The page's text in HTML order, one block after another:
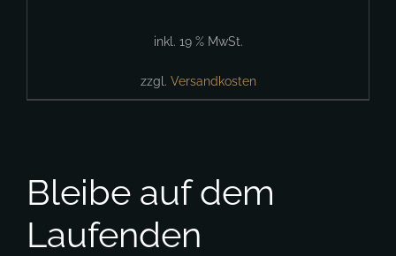
inkl. 19 % MwSt.
zzgl. Versandkosten
Bleibe auf dem
Laufenden